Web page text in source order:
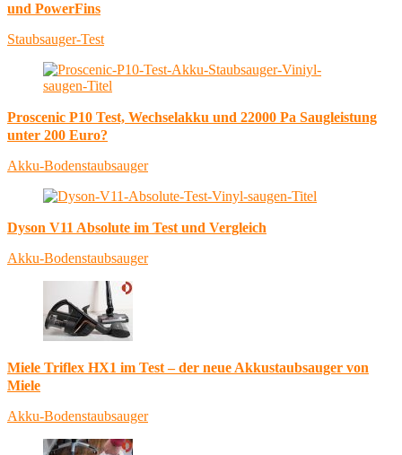
und PowerFins
Staubsauger-Test
Proscenic P10 Test, Wechselakku und 22000 Pa Saugleistung
unter 200 Euro?
Akku-Bodenstaubsauger
Dyson V11 Absolute im Test und Vergleich
Akku-Bodenstaubsauger
Miele Triflex HX1 im Test – der neue Akkustaubsauger von
Miele
Akku-Bodenstaubsauger